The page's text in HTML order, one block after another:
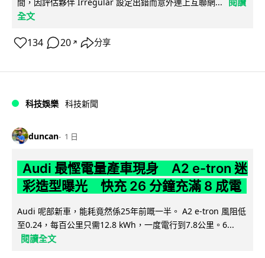
全文
134 20 ↗ 分享
科技娛樂 科技新聞
duncan 1 日
Audi 最慳電量產車現身 A2 e-tron 迷
彩造型曝光 快充 26 分鐘充滿 8 成電
Audi 呢部新車，能耗竟然係25年前嘅一半。 A2 e-tron 風阻低
至0.24，每百公里只需12.8 kWh，一度電行到7.8公里。6...
閱讀全文